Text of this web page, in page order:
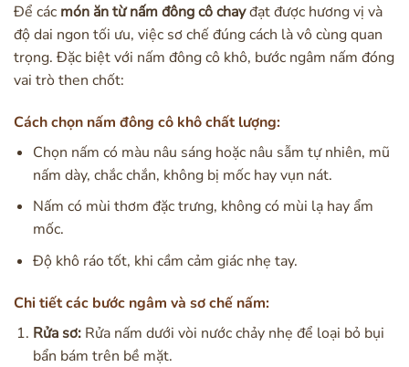
Để các món ăn từ nấm đông cô chayđạt được hương vị và
độ dai ngon tối ưu, việc sơ chế đúng cách là vô cùng quan
trọng. Đặc biệt với nấm đông cô khô, bước ngâm nấm đóng
vai trò then chốt:
Cách chọn nấm đông cô khô chất lượng:
Chọn nấm có màu nâu sáng hoặc nâu sẫm tự nhiên, mũ
nấm dày, chắc chắn, không bị mốc hay vụn nát.
Nấm có mùi thơm đặc trưng, không có mùi lạ hay ẩm
mốc.
Độ khô ráo tốt, khi cầm cảm giác nhẹ tay.
Chi tiết các bước ngâm và sơ chế nấm:
Rửa sơ:Rửa nấm dưới vòi nước chảy nhẹ để loại bỏ bụi
bẩn bám trên bề mặt.